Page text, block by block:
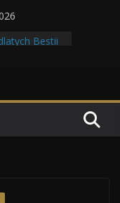
2026
Bestii
z elfami